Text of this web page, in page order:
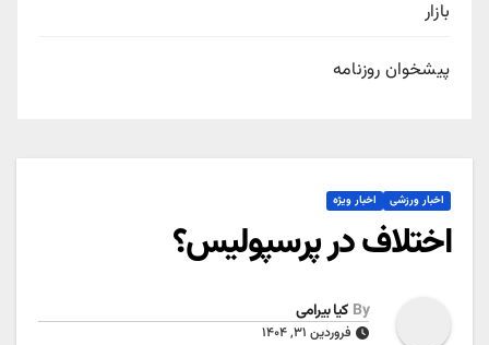
بازار
پیشخوان روزنامه
اخبار ورزشی اخبار ویژه
اختلاف در پرسپولیس؟
By کیا بیرامی
فروردین ۳۱, ۱۴۰۴